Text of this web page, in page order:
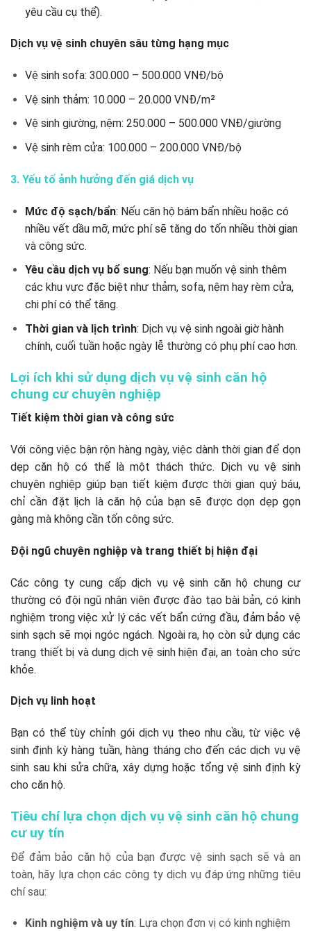
yêu cầu cụ thể).
Dịch vụ vệ sinh chuyên sâu từng hạng mục
Vệ sinh sofa: 300.000 – 500.000 VNĐ/bộ
Vệ sinh thảm: 10.000 – 20.000 VNĐ/m²
Vệ sinh giường, nệm: 250.000 – 500.000 VNĐ/giường
Vệ sinh rèm cửa: 100.000 – 200.000 VNĐ/bộ
3. Yếu tố ảnh hưởng đến giá dịch vụ
Mức độ sạch/bẩn: Nếu căn hộ bám bẩn nhiều hoặc có
nhiều vết dầu mỡ, mức phí sẽ tăng do tốn nhiều thời gian
và công sức.
Yêu cầu dịch vụ bổ sung: Nếu bạn muốn vệ sinh thêm
các khu vực đặc biệt như thảm, sofa, nệm hay rèm cửa,
chi phí có thể tăng.
Thời gian và lịch trình: Dịch vụ vệ sinh ngoài giờ hành
chính, cuối tuần hoặc ngày lễ thường có phụ phí cao hơn.
Lợi ích khi sử dụng dịch vụ vệ sinh căn hộ
chung cư chuyên nghiệp
Tiết kiệm thời gian và công sức
Với công việc bận rộn hàng ngày, việc dành thời gian để dọn
dẹp căn hộ có thể là một thách thức. Dịch vụ vệ sinh
chuyên nghiệp giúp bạn tiết kiệm được thời gian quý báu,
chỉ cần đặt lịch là căn hộ của bạn sẽ được dọn dẹp gọn
gàng mà không cần tốn công sức.
Đội ngũ chuyên nghiệp và trang thiết bị hiện đại
Các công ty cung cấp dịch vụ vệ sinh căn hộ chung cư
thường có đội ngũ nhân viên được đào tạo bài bản, có kinh
nghiệm trong việc xử lý các vết bẩn cứng đầu, đảm bảo vệ
sinh sạch sẽ mọi ngóc ngách. Ngoài ra, họ còn sử dụng các
trang thiết bị và dung dịch vệ sinh hiện đại, an toàn cho sức
khỏe.
Dịch vụ linh hoạt
Bạn có thể tùy chỉnh gói dịch vụ theo nhu cầu, từ việc vệ
sinh định kỳ hàng tuần, hàng tháng cho đến các dịch vụ vệ
sinh sau khi sửa chữa, xây dựng hoặc tổng vệ sinh định kỳ
cho căn hộ.
Tiêu chí lựa chọn dịch vụ vệ sinh căn hộ chung
cư uy tín
Để đảm bảo căn hộ của bạn được vệ sinh sạch sẽ và an
toàn, hãy lựa chọn các công ty dịch vụ đáp ứng những tiêu
chí sau:
Kinh nghiệm và uy tín: Lựa chọn đơn vị có kinh nghiệm